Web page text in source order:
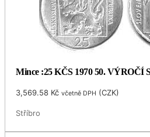
Mince :25 KČS 1970 50.
3,569.58 Kč včetně DPH (CZK)
Stříbro